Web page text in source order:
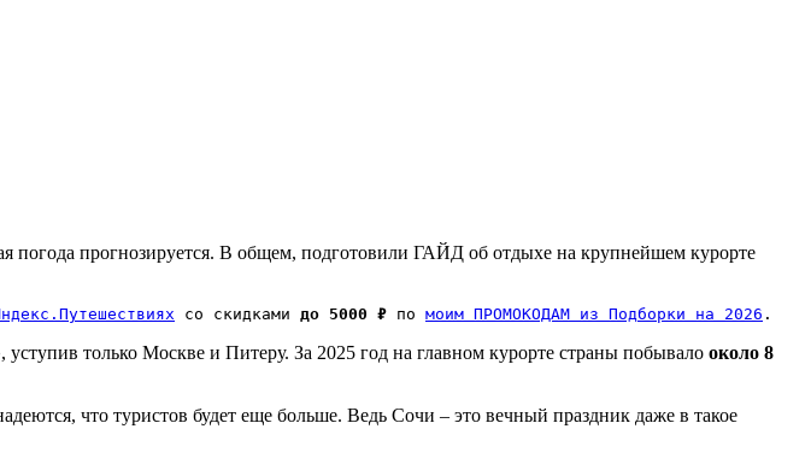
погода прогнозируется. В общем, подготовили ГАЙД об отдыхе на крупнейшем курорте
со скидками до 5000 ₽ по моим ПРОМОКОДАМ из Подборки на 2026 .
только Москве и Питеру. За 2025 год на главном курорте страны побывало около 8
что туристов будет еще больше. Ведь Сочи – это вечный праздник даже в такое